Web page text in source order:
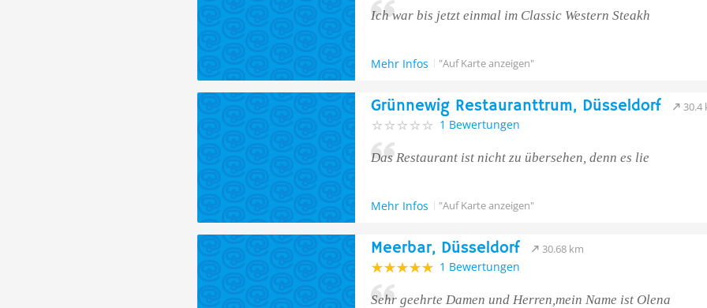
Ich war bis jetzt einmal im Classic Western Steakh
Mehr Infos "Auf Karte anzeigen"
Grünnewig Restauranttrum, Düsseldorf 30.4
1 Bewertungen
Das Restaurant ist nicht zu übersehen, denn es lie
Mehr Infos "Auf Karte anzeigen"
Meerbar, Düsseldorf 30.68 km
1 Bewertungen
Sehr geehrte Damen und Herren,mein Name ist Olena